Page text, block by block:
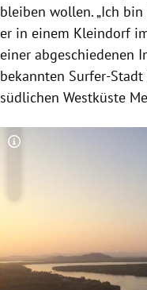
bleiben wollen. „Ich
er in einem Kleindorf
einer abgeschiedenen
bekannten Surfer-
südlichen Westküste
Copyright-Hinweis